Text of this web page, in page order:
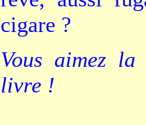
cigare ?
Vous aimez
livre !